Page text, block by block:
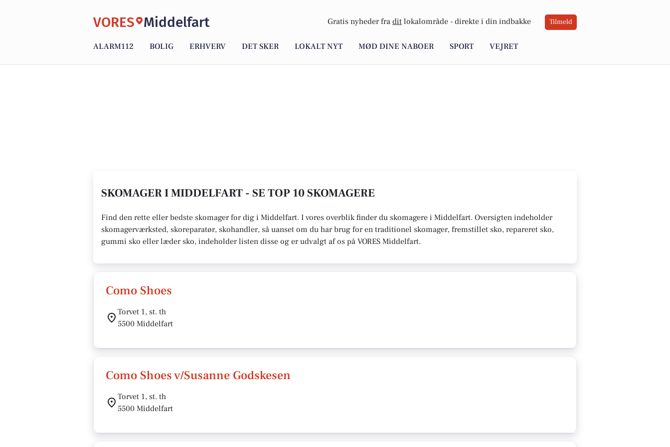
VORES Middelfart Gratis nyheder fra dit lokalområde - direkte i din indbakke Tilmeld
ALARM112 BOLIG ERHVERV DET SKER LOKALT NYT MØD DINE NABOER SPORT VEJRET
SKOMAGER I MIDDELFART - SE TOP 10 SKOMAGERE
Find den rette eller bedste skomager for dig i Middelfart. I vores overblik finder du skomagere i Middelfart. Oversigten indeholder
skomagerværksted, skoreparatør, skohandler, så uanset om du har brug for en traditionel skomager, fremstillet sko, repareret sko,
gummi sko eller læder sko, indeholder listen disse og er udvalgt af os på VORES Middelfart.
Como Shoes
Torvet 1, st. th
5500 Middelfart
Como Shoes v/Susanne Godskesen
Torvet 1, st. th
5500 Middelfart